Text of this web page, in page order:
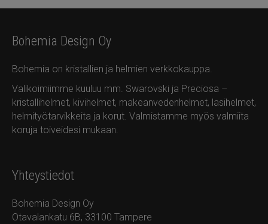
Bohemia Design Oy
Bohemia on kristallien ja helmien verkkokauppa.
Valikoimiimme kuuluu mm. Swarovski ja Preciosa –
kristallihelmet, kivihelmet, makeanvedenhelmet, lasihelmet,
helmityötarvikkeita ja korut. Valmistamme myös valmiita
koruja toiveidesi mukaan.
Yhteystiedot
Bohemia Design Oy
Otavalankatu 6B, 33100 Tampere